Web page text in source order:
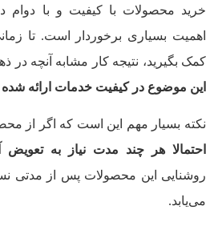
خرید محصولات با کیفیت و با دوام
اهمیت بسیاری برخوردار است. تا
کمک بگیرید، نتیجه کار مشابه آنچه در
این موضوع در کیفیت خدمات ارائه
نکته بسیار مهم این است که اگر از
احتمالا هر چند مدت نیاز به
روشنایی این محصولات پس از مدتی
می‌یابد.